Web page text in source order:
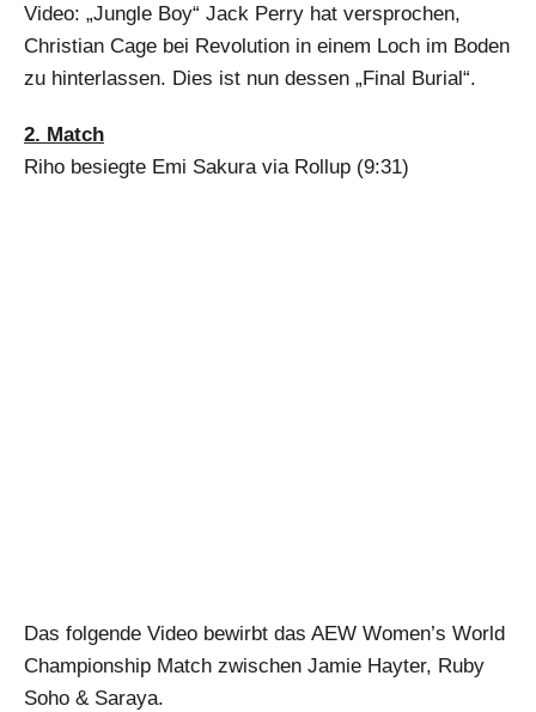
Video: „Jungle Boy“ Jack Perry hat versprochen,
Christian Cage bei Revolution in einem Loch im Boden
zu hinterlassen. Dies ist nun dessen „Final Burial“.
2. Match
Riho besiegte Emi Sakura via Rollup (9:31)
Das folgende Video bewirbt das AEW Women’s World
Championship Match zwischen Jamie Hayter, Ruby
Soho & Saraya.